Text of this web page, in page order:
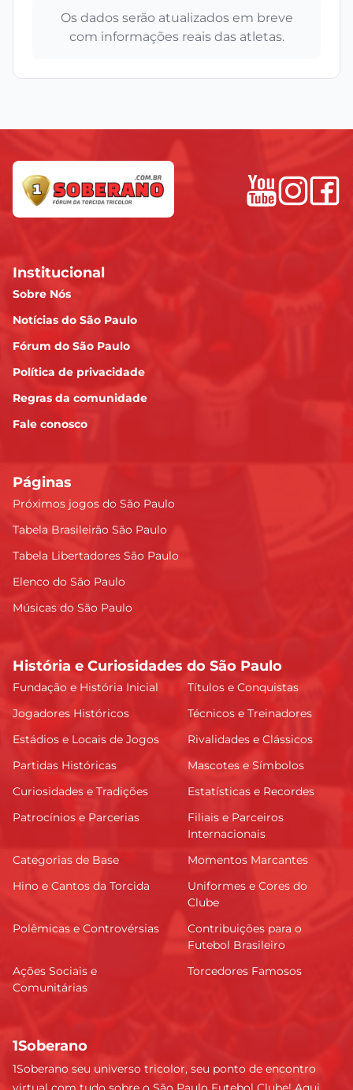
Os dados serão atualizados em breve
com informações reais das atletas.
Institucional
Sobre Nós
Notícias do São Paulo
Fórum do São Paulo
Política de privacidade
Regras da comunidade
Fale conosco
Páginas
Próximos jogos do São Paulo
Tabela Brasileirão São Paulo
Tabela Libertadores São Paulo
Elenco do São Paulo
Músicas do São Paulo
História e Curiosidades do São Paulo
Fundação e História Inicial
Títulos e Conquistas
Jogadores Históricos
Técnicos e Treinadores
Estádios e Locais de Jogos
Rivalidades e Clássicos
Partidas Históricas
Mascotes e Símbolos
Curiosidades e Tradições
Estatísticas e Recordes
Patrocínios e Parcerias
Filiais e Parceiros
Internacionais
Categorias de Base
Momentos Marcantes
Hino e Cantos da Torcida
Uniformes e Cores do
Clube
Polêmicas e Controvérsias
Contribuições para o
Futebol Brasileiro
Ações Sociais e
Comunitárias
Torcedores Famosos
1Soberano
1Soberano seu universo tricolor, seu ponto de encontro